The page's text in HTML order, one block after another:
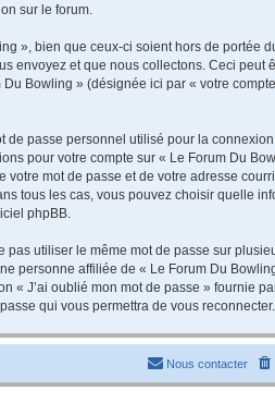
sur le forum.
», bien que ceux-ci soient hors de portée
et que nous collectons. Ceci peut
Bowling » (désignée ici par « votre
passe personnel utilisé pour la
pour votre compte sur « Le Forum Du
mot de passe et de votre adresse
tous les cas, vous pouvez choisir quelle
phpBB.
utiliser le même mot de passe sur
personne affiliée de « Le Forum Du
« J’ai oublié mon mot de passe » fournie
qui vous permettra de vous reconnecter.
Nous contacter